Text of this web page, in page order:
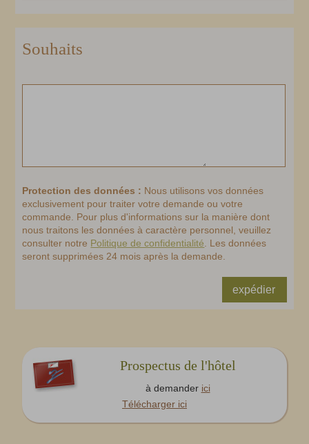
Souhaits
Protection des données : Nous utilisons vos données
exclusivement pour traiter votre demande ou votre
commande. Pour plus d'informations sur la manière dont
nous traitons les données à caractère personnel, veuillez
consulter notre Politique de confidentialité. Les données
seront supprimées 24 mois après la demande.
expédier
Prospectus de l'hôtel
à demander ici
Télécharger ici